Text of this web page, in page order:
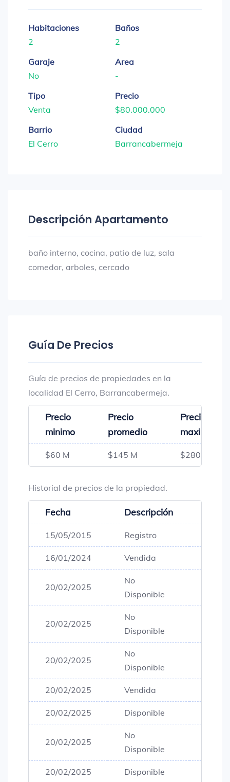
Habitaciones
2
Baños
2
Garaje
No
Area
-
Tipo
Venta
Precio
$80.000.000
Barrio
El Cerro
Ciudad
Barrancabermeja
Descripción Apartamento
baño interno, cocina, patio de luz, sala
comedor, arboles, cercado
Guía De Precios
Guía de precios de propiedades en la
localidad El Cerro, Barrancabermeja.
Precio
minimo
Precio
promedio
Precio
maximo
$60 M $145 M $280 M
Historial de precios de la propiedad.
Fecha Descripción
15/05/2015 Registro
16/01/2024 Vendida
20/02/2025
No
Disponible
20/02/2025
No
Disponible
20/02/2025
No
Disponible
20/02/2025 Vendida
20/02/2025 Disponible
20/02/2025
No
Disponible
20/02/2025 Disponible